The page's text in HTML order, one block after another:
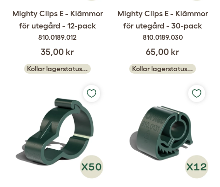
Mighty Clips E - Klämmor
för utegård - 12-pack
810.0189.012
35,00 kr
Kollar lagerstatus...
Mighty Clips E - Klämmor
för utegård - 30-pack
810.0189.030
65,00 kr
Kollar lagerstatus...